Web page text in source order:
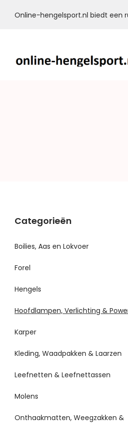
Online-hengelsport.nl biedt een
Categorieën
Boilies, Aas en Lokvoer
Forel
Hengels
Hoofdlampen, Verlichting &
Karper
Kleding, Waadpakken & Laarzen
Leefnetten & Leefnettassen
Molens
Onthaakmatten, Weegzakken &